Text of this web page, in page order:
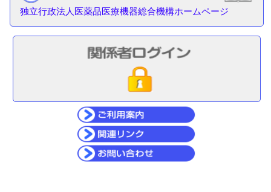
独立行政法人医薬品医療機器総合機構ホームページ